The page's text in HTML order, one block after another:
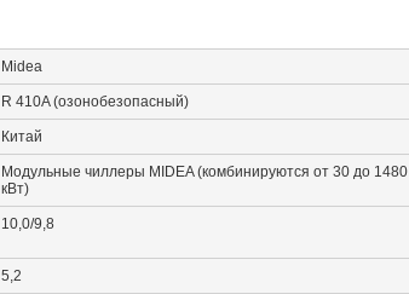
Midea
R 410A (озонобезопасный)
Китай
Модульные чиллеры MIDEA (комбинируются от 30 до 1480
кВт)
10,0/9,8
5,2